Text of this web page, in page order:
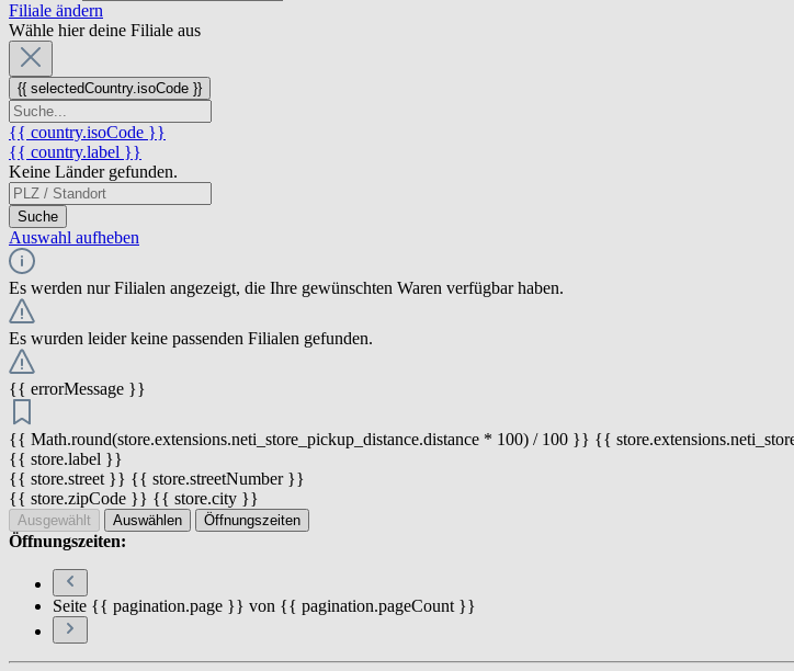
Filiale ändern
Wähle hier deine Filiale aus
{{ selectedCountry.isoCode }}
{{ country.isoCode }}
{{ country.label }}
Keine Länder gefunden.
Suche
Auswahl aufheben
Es werden nur Filialen angezeigt, die Ihre gewünschten Waren verfügbar haben.
Es wurden leider keine passenden Filialen gefunden.
{{ errorMessage }}
{{ Math.round(store.extensions.neti_store_pickup_distance.distance * 100) / 100 }} {{
{{ store.label }}
{{ store.street }} {{ store.streetNumber }}
{{ store.zipCode }} {{ store.city }}
Ausgewählt Auswählen Öffnungszeiten
Öffnungszeiten:
Seite {{ pagination.page }} von {{ pagination.pageCount }}